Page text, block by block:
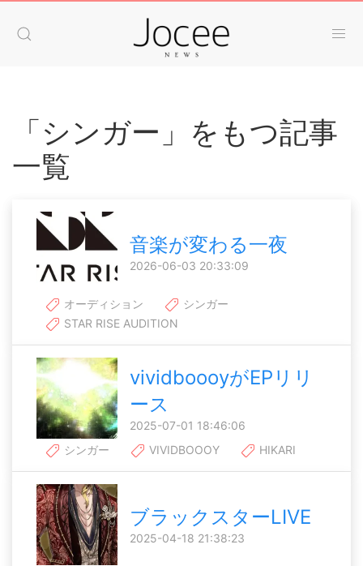
「シンガー」をもつ記事
一覧
音楽が変わる一夜
2026-06-03 20:33:09
オーディション
シンガー
STAR RISE AUDITION
vividboooyがEPリリ
ース
2025-07-01 18:46:06
シンガー
VIVIDBOOOY HIKARI
ブラックスターLIVE
2025-04-18 21:38:23